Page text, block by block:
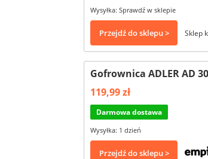
Wysyłka: Sprawdź w sklepie
Przejdź do sklepu > Sklep
Gofrownica ADLER AD
119,99 zł
Darmowa dostawa
Wysyłka: 1 dzień
Przejdź do sklepu >